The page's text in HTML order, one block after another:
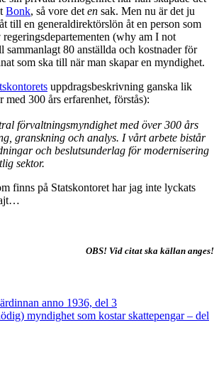
Bonk, så vore det en sak. Men nu är det ju
till en generaldirektörslön åt en person som
(why am I not
sammanlagt 80 anställda och kostnader för
som ska till när man skapar en myndighet.
uppdragsbeskrivning ganska lik
300 års erfarenhet, förstås):
förvaltningsmyndighet med över 300 års
granskning och analys. I vårt arbete bistår
och beslutsunderlag för modernisering
sektor.
finns på Statskontoret har jag inte lyckats
OBS! Vid citat ska källan anges!
anno 1936, del 3
myndighet som kostar skattepengar – del